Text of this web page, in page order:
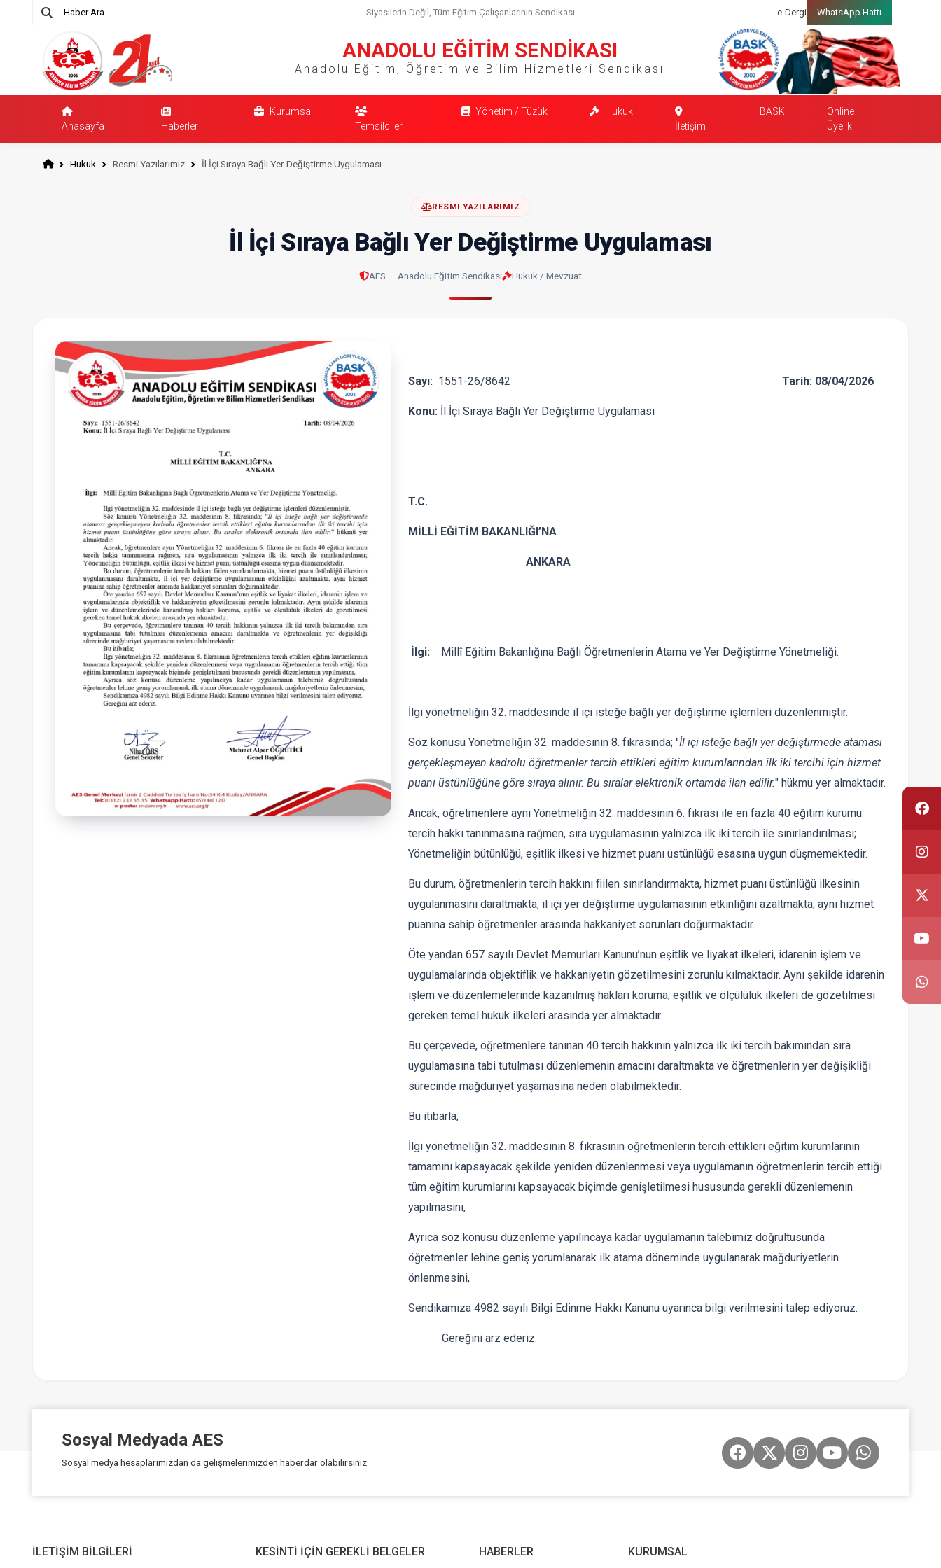
Siyasilerin Değil, Tüm Eğitim Çalışanlarının Sendikası e-Dergi WhatsApp Hattı
ANADOLU EĞİTİM SENDİKASI
Anadolu Eğitim, Öğretim ve Bilim Hizmetleri Sendikası
Anasayfa Haberler
Kurumsal
Temsilciler
Yönetim / Tüzük
Hukuk
İletişim
BASK
Online
Üyelik
Hukuk Resmi Yazılarımız İl İçi Sıraya Bağlı Yer Değiştirme Uygulaması
RESMI YAZILARIMIZ
İl İçi Sıraya Bağlı Yer Değiştirme Uygulaması
AES — Anadolu Eğitim Sendikası Hukuk / Mevzuat
Sayı: 1551-26/8642Tarih: 08/04/2026
Konu: İl İçi Sıraya Bağlı Yer Değiştirme Uygulaması
T.C.
MİLLİ EĞİTİM BAKANLIĞI’NA
ANKARA
İlgi: Millî Eğitim Bakanlığına Bağlı Öğretmenlerin Atama ve Yer Değiştirme Yönetmeliği.
İlgi yönetmeliğin 32. maddesinde il içi isteğe bağlı yer değiştirme işlemleri düzenlenmiştir.
Söz konusu Yönetmeliğin 32. maddesinin 8. fıkrasında; "İl içi isteğe bağlı yer değiştirmede ataması
gerçekleşmeyen kadrolu öğretmenler tercih ettikleri eğitim kurumlarından ilk iki tercihi için hizmet
puanı üstünlüğüne göre sıraya alınır. Bu sıralar elektronik ortamda ilan edilir." hükmü yer almaktadır.
Ancak, öğretmenlere aynı Yönetmeliğin 32. maddesinin 6. fıkrası ile en fazla 40 eğitim kurumu
tercih hakkı tanınmasına rağmen, sıra uygulamasının yalnızca ilk iki tercih ile sınırlandırılması;
Yönetmeliğin bütünlüğü, eşitlik ilkesi ve hizmet puanı üstünlüğü esasına uygun düşmemektedir.
Bu durum, öğretmenlerin tercih hakkını fiilen sınırlandırmakta, hizmet puanı üstünlüğü ilkesinin
uygulanmasını daraltmakta, il içi yer değiştirme uygulamasının etkinliğini azaltmakta, aynı hizmet
puanına sahip öğretmenler arasında hakkaniyet sorunları doğurmaktadır.
Öte yandan 657 sayılı Devlet Memurları Kanunu’nun eşitlik ve liyakat ilkeleri, idarenin işlem ve
uygulamalarında objektiflik ve hakkaniyetin gözetilmesini zorunlu kılmaktadır. Aynı şekilde idarenin
işlem ve düzenlemelerinde kazanılmış hakları koruma, eşitlik ve ölçülülük ilkeleri de gözetilmesi
gereken temel hukuk ilkeleri arasında yer almaktadır.
Bu çerçevede, öğretmenlere tanınan 40 tercih hakkının yalnızca ilk iki tercih bakımından sıra
uygulamasına tabi tutulması düzenlemenin amacını daraltmakta ve öğretmenlerin yer değişikliği
sürecinde mağduriyet yaşamasına neden olabilmektedir.
Bu itibarla;
İlgi yönetmeliğin 32. maddesinin 8. fıkrasının öğretmenlerin tercih ettikleri eğitim kurumlarının
tamamını kapsayacak şekilde yeniden düzenlenmesi veya uygulamanın öğretmenlerin tercih ettiği
tüm eğitim kurumlarını kapsayacak biçimde genişletilmesi hususunda gerekli düzenlemenin
yapılmasını,
Ayrıca söz konusu düzenleme yapılıncaya kadar uygulamanın talebimiz doğrultusunda
öğretmenler lehine geniş yorumlanarak ilk atama döneminde uygulanarak mağduriyetlerin
önlenmesini,
Sendikamıza 4982 sayılı Bilgi Edinme Hakkı Kanunu uyarınca bilgi verilmesini talep ediyoruz.
Gereğini arz ederiz.
Sosyal Medyada AES
Sosyal medya hesaplarımızdan da gelişmelerimizden haberdar olabilirsiniz.
İLETİŞİM BİLGİLERİ KESİNTİ İÇİN GEREKLİ BELGELER HABERLER KURUMSAL